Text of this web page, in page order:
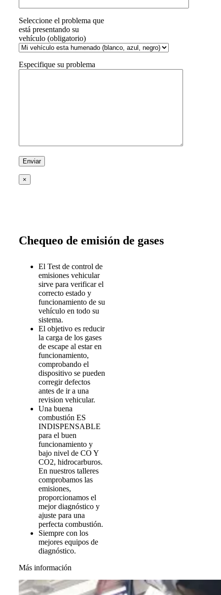
Seleccione el problema que
está presentando su
vehículo (obligatorio)
Especifique su problema
×
Chequeo de emisión de gases
El Test de control de
emisiones vehicular
sirve para verificar el
correcto estado y
funcionamiento de su
vehículo en todo su
sistema.
El objetivo es reducir
la carga de los gases
de escape al estar en
funcionamiento,
comprobando el
dispositivo se pueden
corregir defectos
antes de ir a una
revision vehicular.
Una buena
combustión ES
INDISPENSABLE
para el buen
funcionamiento y
bajo nivel de CO Y
CO2, hidrocarburos.
En nuestros talleres
comprobamos las
emisiones,
proporcionamos el
mejor diagnóstico y
ajuste para una
perfecta combustión.
Siempre con los
mejores equipos de
diagnóstico.
Más información